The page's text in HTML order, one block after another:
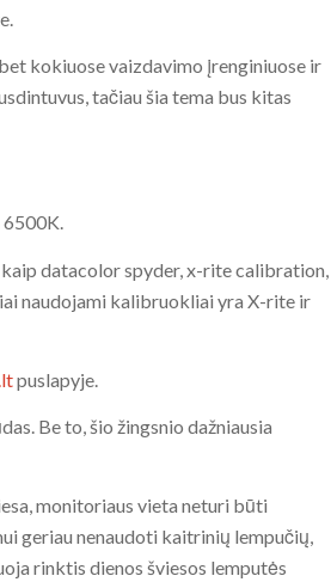
kokiuose vaizdavimo įrenginiuose ir
tačiau šia tema bus kitas
6500K.
datacolor spyder, x-rite calibration,
naudojami kalibruokliai yra X-rite ir
puslapyje.
Be to, šio žingsnio dažniausia
monitoriaus vieta neturi būti
geriau nenaudoti kaitrinių lempučių,
rinktis dienos šviesos lemputės